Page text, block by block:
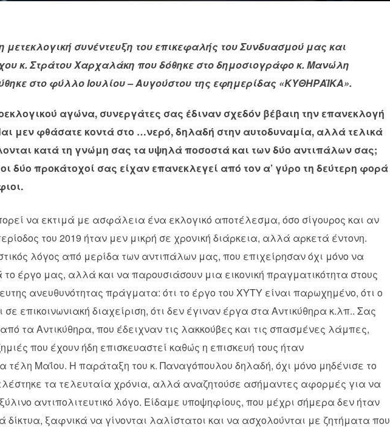
μετεκλογική συνέντευξη του επικεφαλής του Συνδυασμού μας και
κ. Στράτου Χαρχαλάκη που δόθηκε στο δημοσιογράφο κ. Μανώλη
στο φύλλο Ιουλίου – Αυγούστου της εφημερίδας «ΚΥΘΗΡΑΪΚΑ».
αγώνα, συνεργάτες σας έδιναν σχεδόν βέβαιη την επανεκλογή
μεν φθάσατε κοντά στο …νερό, δηλαδή στην αυτοδυναμία, αλλά τελικά
κατά τη γνώμη σας τα υψηλά ποσοστά και των δύο αντιπάλων σας;
δύο προκάτοχοί σας είχαν επανεκλεγεί από τον α’ γύρο τη δεύτερη φορά
να εκτιμά με ασφάλεια ένα εκλογικό αποτέλεσμα, όσο σίγουρος και αν
του 2019 ήταν μεν μικρή σε χρονική διάρκεια, αλλά αρκετά έντονη.
λόγος από μερίδα των αντιπάλων μας, που επιχείρησαν όχι μόνο να
το έργο μας, αλλά και να παρουσιάσουν μια εικονική πραγματικότητα στους
ανευθυνότητας πράγματα: ότι το έργο του ΧΥΤΥ είναι παρωχημένο, ότι ο
επικοινωνιακή διαχείριση, ότι δεν έγιναν έργα στα Αντικύθηρα κ.λπ.. Σας
τα Αντικύθηρα, που έδειχναν τις λακκούβες και τις σπασμένες λάμπες,
που έχουν ήδη επισκευαστεί καθώς η επισκευή τους ήταν
τέλη Μαΐου. Η παράταξη του κ. Παναγόπουλου δηλαδή, όχι μόνο μηδένισε το
τα τελευταία χρόνια, αλλά αναζητούσε ασήμαντες αφορμές για να
αντιπολιτευτικό λόγο. Είδαμε υποψηφίους, που μέχρι σήμερα δεν ήταν
δίκτυα, ξαφνικά να γίνονται λαλίστατοι και να ασχολούνται με ζητήματα που